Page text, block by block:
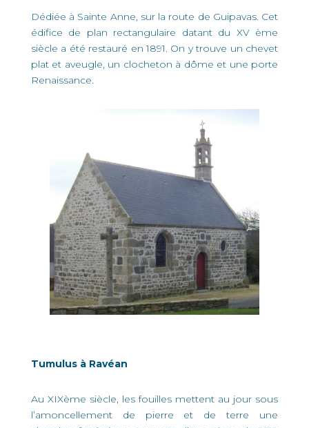
Dédiée à Sainte Anne, sur la route de Guipavas. Cet
édifice de plan rectangulaire datant du XV ème
siècle a été restauré en 1891. On y trouve un chevet
plat et aveugle, un clocheton à dôme et une porte
Renaissance.
Tumulus à Ravéan
Au XIXème siècle, les fouilles mettent au jour sous
l’amoncellement de pierre et de terre une